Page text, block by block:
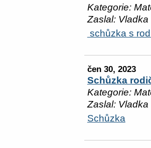
Kategorie:
Zaslal: Vladka
schůzka s
čen 30, 2023
Schůzka
Kategorie:
Zaslal: Vladka
Schůzka